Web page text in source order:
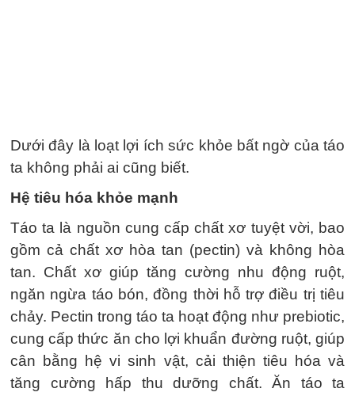
Dưới đây là loạt lợi ích sức khỏe bất ngờ của táo
ta không phải ai cũng biết.
Hệ tiêu hóa khỏe mạnh
Táo ta là nguồn cung cấp chất xơ tuyệt vời, bao
gồm cả chất xơ hòa tan (pectin) và không hòa
tan. Chất xơ giúp tăng cường nhu động ruột,
ngăn ngừa táo bón, đồng thời hỗ trợ điều trị tiêu
chảy. Pectin trong táo ta hoạt động như prebiotic,
cung cấp thức ăn cho lợi khuẩn đường ruột, giúp
cân bằng hệ vi sinh vật, cải thiện tiêu hóa và
tăng cường hấp thu dưỡng chất. Ăn táo ta